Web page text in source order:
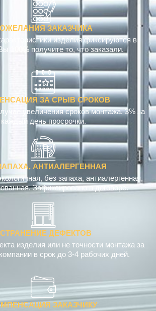
ЗАКАЗЧИКА
изделия фиксируются в
100% получите то, что заказали.
ЗА СРЫВ СРОКОВ
увеличения сроков монтажа. 3% за
каждый день просрочки.
АНТИАЛЕРГЕННАЯ
без запаха, антиалергенная,
Зафиксировано в договоре.
ДЕФЕКТОВ
изделия или не точности монтажа за
в срок до 3-4 рабочих дней.
ЗАКАЗЧИКУ